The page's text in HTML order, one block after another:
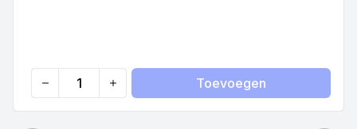
Quantity
Toevoegen